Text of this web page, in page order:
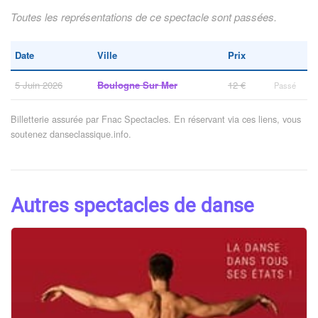
Toutes les représentations de ce spectacle sont passées.
Date Ville Prix
5 Juin 2026 Boulogne Sur Mer 12 € Passé
Billetterie assurée par Fnac Spectacles. En réservant via ces liens, vous
soutenez danseclassique.info.
Autres spectacles de danse